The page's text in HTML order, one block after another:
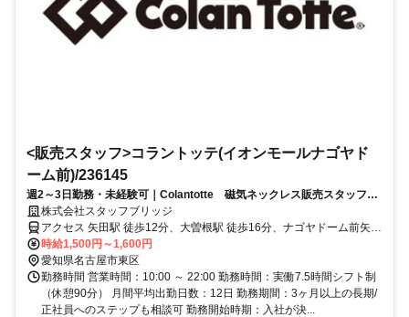
<販売スタッフ>コラントッテ(イオンモールナゴヤド
ーム前)/236145
週2～3日勤務・未経験可｜Colantotte 磁気ネックレス販売スタッフ
（イオンナゴヤドーム前）
株式会社スタッフブリッジ
アクセス 矢田駅 徒歩12分、大曽根駅 徒歩16分、ナゴヤドーム前矢田
駅
時給1,500円～1,600円
愛知県名古屋市東区
勤務時間 営業時間：10:00 ～ 22:00 勤務時間：実働7.5時間シフト制
（休憩90分） 月間平均出勤日数：12日 勤務期間：3ヶ月以上の長期/
正社員へのステップも相談可 勤務開始時期：入社が決...